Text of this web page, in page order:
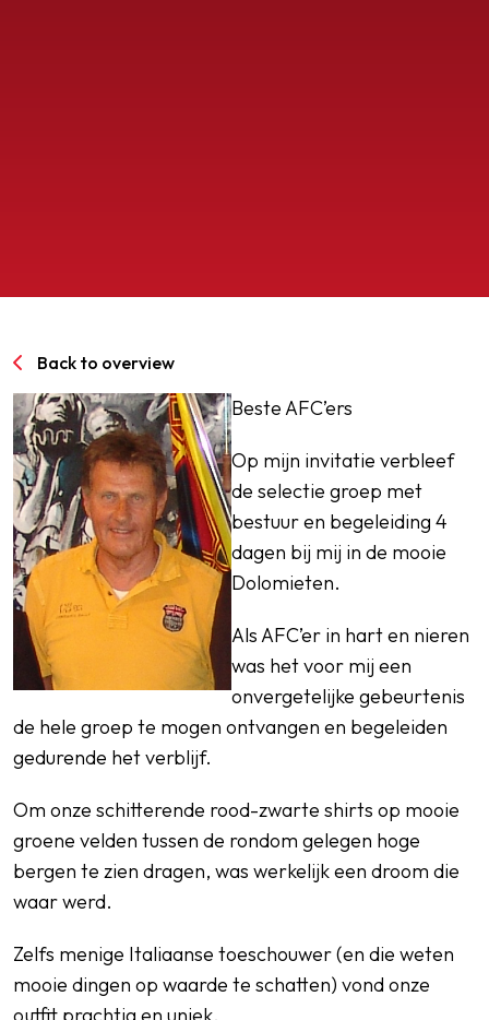
Back to overview
Beste AFC’ers
Op mijn invitatie verbleef
de selectie groep met
bestuur en begeleiding 4
dagen bij mij in de mooie
Dolomieten.
Als AFC’er in hart en nieren
was het voor mij een
onvergetelijke gebeurtenis
de hele groep te mogen ontvangen en begeleiden
gedurende het verblijf.
Om onze schitterende rood-zwarte shirts op mooie
groene velden tussen de rondom gelegen hoge
bergen te zien dragen, was werkelijk een droom die
waar werd.
Zelfs menige Italiaanse toeschouwer (en die weten
mooie dingen op waarde te schatten) vond onze